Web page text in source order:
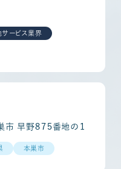
サービス業界
早野８７５番地の１
本巣市